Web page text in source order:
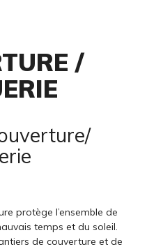
/
protège l’ensemble de
temps et du soleil.
de couverture et de